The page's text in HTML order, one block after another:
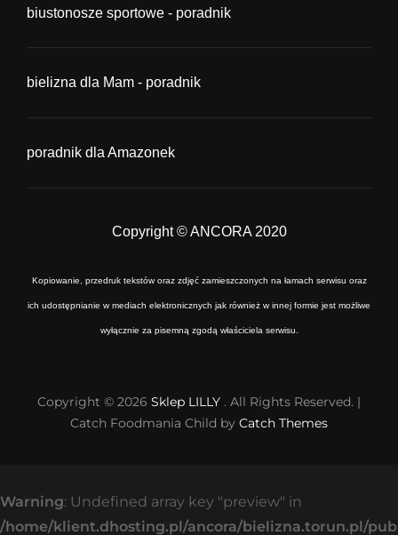
biustonosze sportowe - poradnik
bielizna dla Mam - poradnik
poradnik dla Amazonek
Copyright © ANCORA 2020
Kopiowanie, przedruk tekstów oraz zdjęć zamieszczonych na łamach serwisu oraz
ich udostępnianie w mediach elektronicznych jak również w innej formie jest możliwe
wyłącznie za pisemną zgodą właściciela serwisu.
Copyright © 2026 Sklep LILLY . All Rights Reserved. |
Catch Foodmania Child by Catch Themes
Warning: Undefined array key "preview" in
/home/klient.dhosting.pl/ancora/bielizna.torun.pl/